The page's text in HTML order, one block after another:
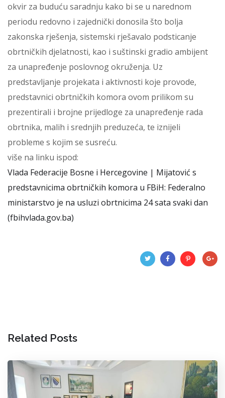
okvir za buduću saradnju kako bi se u narednom
periodu redovno i zajednički donosila što bolja
zakonska rješenja, sistemski rješavalo podsticanje
obrtničkih djelatnosti, kao i suštinski gradio ambijent
za unapređenje poslovnog okruženja. Uz
predstavljanje projekata i aktivnosti koje provode,
predstavnici obrtničkih komora ovom prilikom su
prezentirali i brojne prijedloge za unapređenje rada
obrtnika, malih i srednjih preduzeća, te iznijeli
probleme s kojim se susreću.
više na linku ispod:
Vlada Federacije Bosne i Hercegovine | Mijatović s
predstavnicima obrtničkih komora u FBiH: Federalno
ministarstvo je na usluzi obrtnicima 24 sata svaki dan
(fbihvlada.gov.ba)
Related Posts